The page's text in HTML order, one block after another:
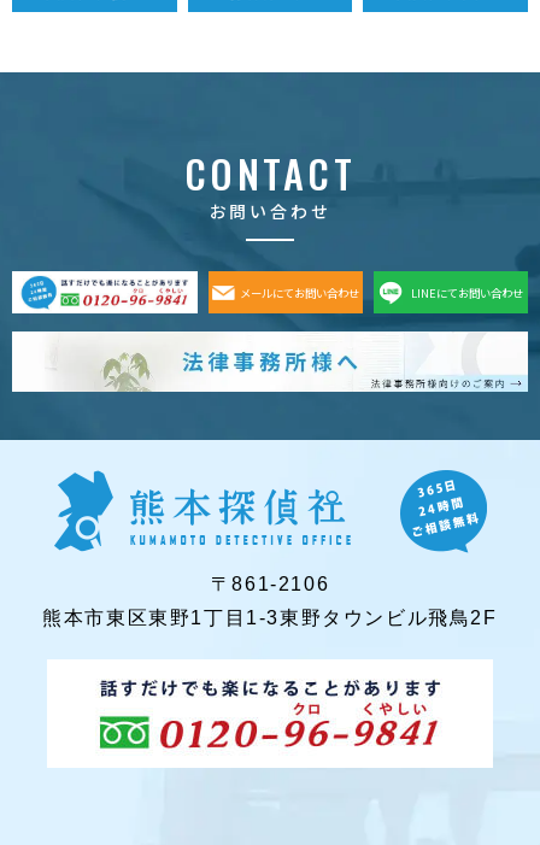
CONTACT
お問い合わせ
メールにてお問い合わせ LINEにてお問い合わせ
〒861-2106
熊本市東区東野1丁目1-3東野タウンビル飛鳥2F